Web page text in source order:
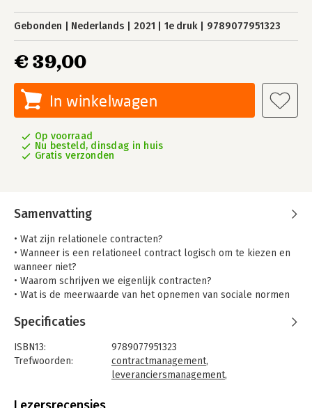
Gebonden Nederlands 2021 1e druk 9789077951323
€ 39,00
In winkelwagen
Op voorraad
Nu besteld, dinsdag in huis
Gratis verzonden
Samenvatting
• Wat zijn relationele contracten?
• Wanneer is een relationeel contract logisch om te kiezen en
wanneer niet?
• Waarom schrijven we eigenlijk contracten?
• Wat is de meerwaarde van het opnemen van sociale normen
• Hoe komt het dat partijen elkaar onredelijk vinden, maar hun
• Hoe ziet een uitkomstgericht contract eruit?
• Welk inkoopproces hoort bij welke samenwerkingsrelatie?
• Hoe creëren partijen vertrouwen in een relatie?
Specificaties
ISBN13:
9789077951323
Trefwoorden:
contractmanagement,
leveranciersmanagement,
Taal: